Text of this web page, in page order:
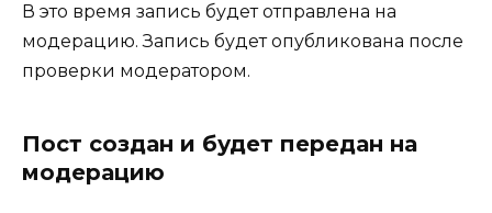
В это время запись будет отправлена на
модерацию. Запись будет опубликована после
проверки модератором.
Пост создан и будет передан на
модерацию